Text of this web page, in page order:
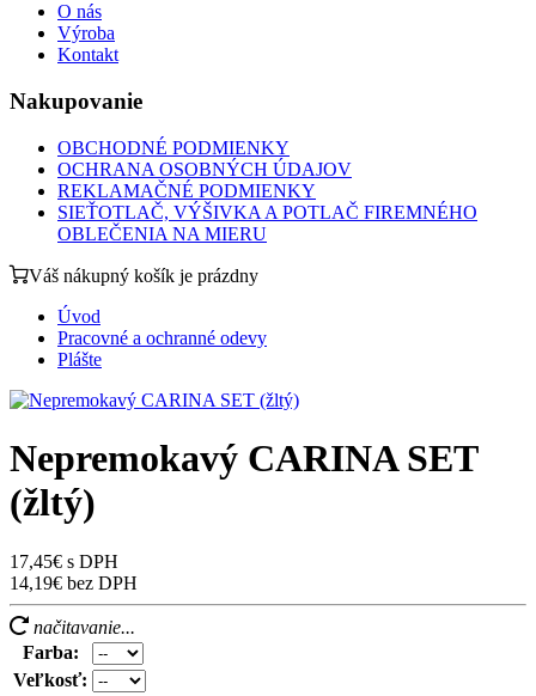
O nás
Výroba
Kontakt
Nakupovanie
OBCHODNÉ PODMIENKY
OCHRANA OSOBNÝCH ÚDAJOV
REKLAMAČNÉ PODMIENKY
SIEŤOTLAČ, VÝŠIVKA A POTLAČ FIREMNÉHO
OBLEČENIA NA MIERU
Váš nákupný košík je prázdny
Úvod
Pracovné a ochranné odevy
Plášte
Nepremokavý CARINA SET
(žltý)
17,45€ s DPH
14,19€ bez DPH
načitavanie...
Farba:
Veľkosť: